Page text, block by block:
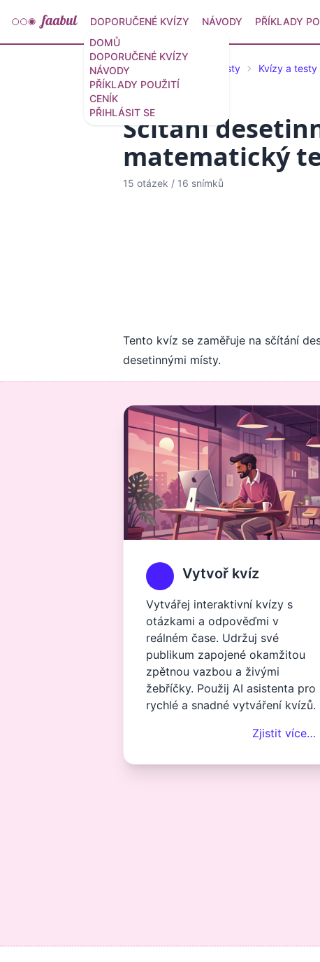
DOMŮ
DOPORUČENÉ KVÍZY
NÁVODY
PŘÍKLADY POUŽITÍ
CENÍK
PŘIHLÁSIT SE
DOPORUČENÉ KVÍZY NÁVODY PŘÍKLADY
Doporučené kvízy a testy Kvízy a
Sčítání
matematický
15 otázek / 16 snímků
Tento kvíz se zaměřuje na sčítání
desetinnými místy.
Vytvoř kvíz
Vytvářej interaktivní kvízy s
otázkami a odpověďmi v
reálném čase. Udržuj své
publikum zapojené okamžitou
zpětnou vazbou a živými
žebříčky. Použij AI asistenta pro
rychlé a snadné vytváření kvízů.
Zjistit více…